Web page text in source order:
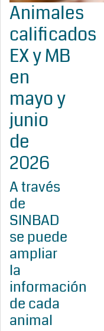
Animales
calificados
EX y MB
en
mayo y
junio
de
2026
A través
de
SINBAD
se puede
ampliar
la
información
de cada
animal